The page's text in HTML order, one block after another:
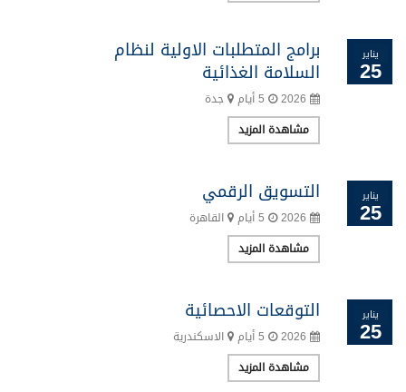
يناير
25
برامج المتطلبات الاولية لنظام
السلامة الغذائية
جدة
مشاهدة المزيد
يناير
25
التسويق الرقمي
القاهرة
مشاهدة المزيد
يناير
25
التوقعات الاحصائية
الاسكندرية
مشاهدة المزيد